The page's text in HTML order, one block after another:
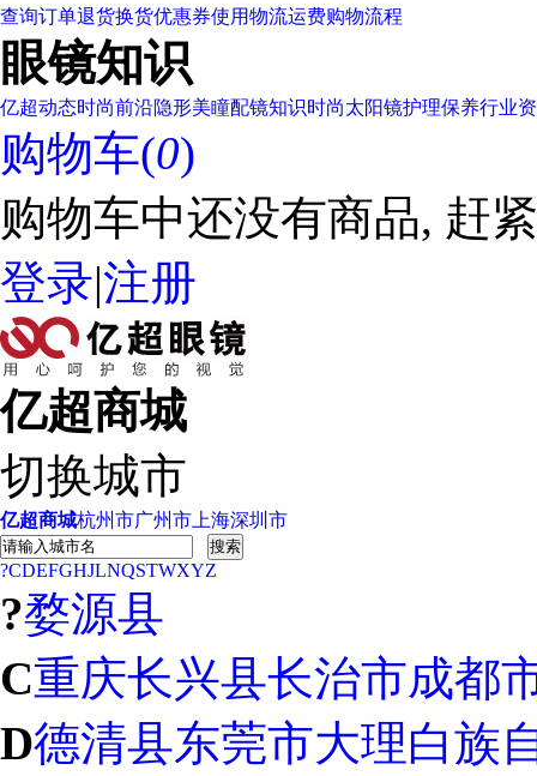
查询订单退货换货优惠券使用物流运费购物流程
眼镜知识
亿超动态时尚前沿隐形美瞳配镜知识时尚太阳镜护理保养行业
购物车(0)
购物车中还没有商品, 赶
登录|注册
亿超商城
切换城市
亿超商城杭州市广州市 上海深圳市
搜索
?CDEFGHJLNQSTWXYZ
?婺源县
C重庆长兴县长治市成都
D德清县东莞市大理白族